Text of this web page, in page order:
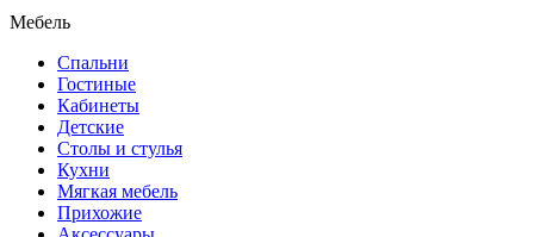
Мебель
Спальни
Гостиные
Кабинеты
Детские
Столы и стулья
Кухни
Мягкая мебель
Прихожие